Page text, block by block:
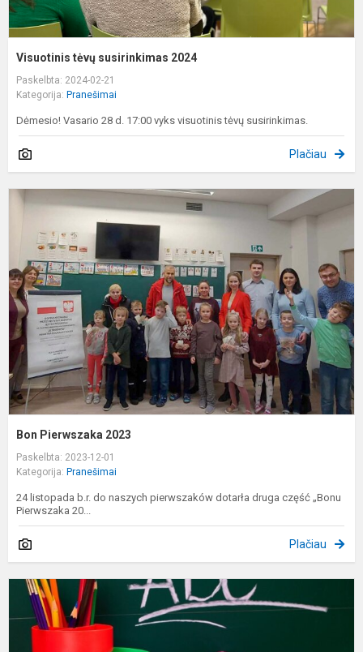
Visuotinis tėvų susirinkimas 2024
Paskelbta: 2024-02-21
Kategorija: Pranešimai
Dėmesio! Vasario 28 d. 17:00 vyks visuotinis tėvų susirinkimas.
Plačiau
Bon Pierwszaka 2023
Paskelbta: 2023-12-01
Kategorija: Pranešimai
24 listopada b.r. do naszych pierwszaków dotarła druga część „Bonu
Pierwszaka 20...
Plačiau